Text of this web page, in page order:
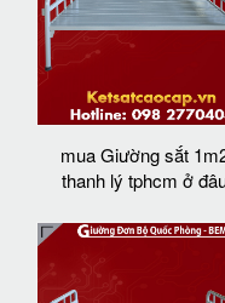
mua Giường sắt
thanh lý tphcm ở